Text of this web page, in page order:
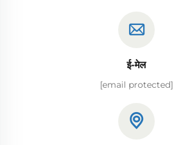
ई-मेल
[email protected]